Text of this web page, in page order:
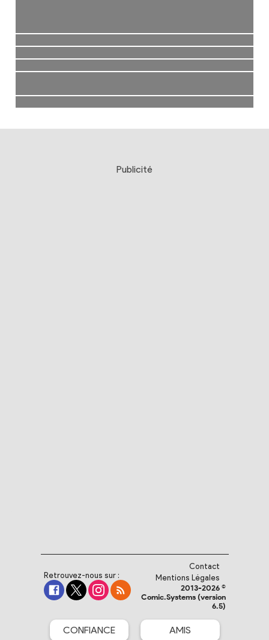
Publicité
Retrouvez-nous sur :
Contact
Mentions Légales
2013-2026 ©
Comic.Systems (version
6.5)
CONFIANCE AMIS